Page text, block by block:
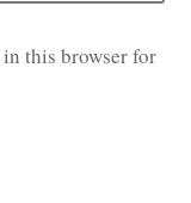
in this browser for